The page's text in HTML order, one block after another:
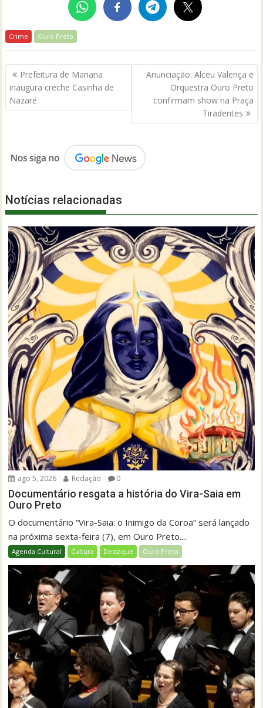
Crime Ouro Preto
Navegação
de
Post
Prefeitura de Mariana
inaugura creche Casinha de
Nazaré
Anunciação: Alceu Valença e
Orquestra Ouro Preto
confirmam show na Praça
Tiradentes
Notícias relacionadas
ago 5, 2026 Redação 0
Documentário resgata a história do Vira-Saia em
Ouro Preto
O documentário “Vira-Saia: o Inimigo da Coroa” será lançado
na próxima sexta-feira (7), em Ouro Preto....
Agenda Cultural Cultura Destaque Ouro Preto